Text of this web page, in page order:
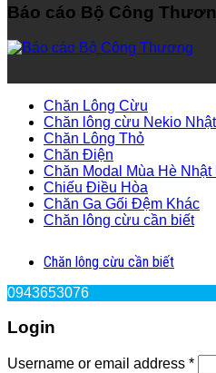
Báo cáo Bộ Công
Chăn Lông Cừu
Chăn lông cừu Nekio
Chăn Lông Thỏ
Chăn Điện
Chăn Modal Mùa Hè Nhật
Chiếu Điều Hòa
Chăn Ga Gối Đệm Khác
Chăn lông cừu cần biết
Chăn lông cừu cần biết
0943653076
Login
Username or email address *